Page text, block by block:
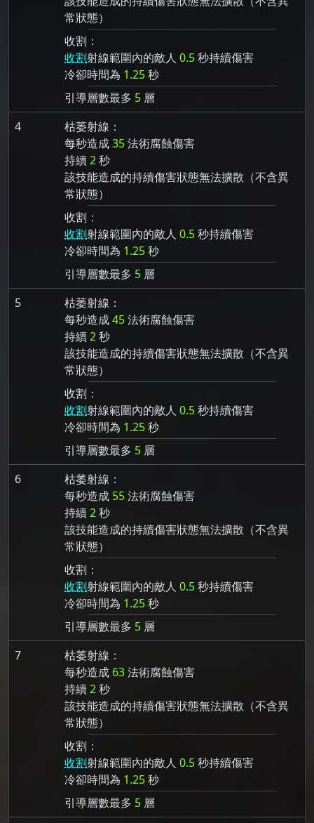
常狀態）
收割：
收割射線範圍內的敵人 0.5秒持續傷害
冷卻時間為 1.25秒
引導層數最多 5 層
4
枯萎射線：
每秒造成35法術腐蝕傷害
持續2秒
該技能造成的持續傷害狀態無法擴散（不含異
常狀態）
收割：
收割射線範圍內的敵人 0.5秒持續傷害
冷卻時間為 1.25秒
引導層數最多 5 層
5
枯萎射線：
每秒造成45法術腐蝕傷害
持續2秒
該技能造成的持續傷害狀態無法擴散（不含異
常狀態）
收割：
收割射線範圍內的敵人 0.5秒持續傷害
冷卻時間為 1.25秒
引導層數最多 5 層
6
枯萎射線：
每秒造成 55法術腐蝕傷害
持續2秒
該技能造成的持續傷害狀態無法擴散（不含異
常狀態）
收割：
收割射線範圍內的敵人 0.5秒持續傷害
冷卻時間為 1.25秒
引導層數最多 5 層
7
枯萎射線：
每秒造成 63法術腐蝕傷害
持續2秒
該技能造成的持續傷害狀態無法擴散（不含異
常狀態）
收割：
收割射線範圍內的敵人 0.5秒持續傷害
冷卻時間為 1.25秒
引導層數最多 5 層